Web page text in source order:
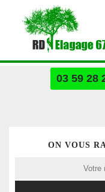
03 59 28
ON VOUS